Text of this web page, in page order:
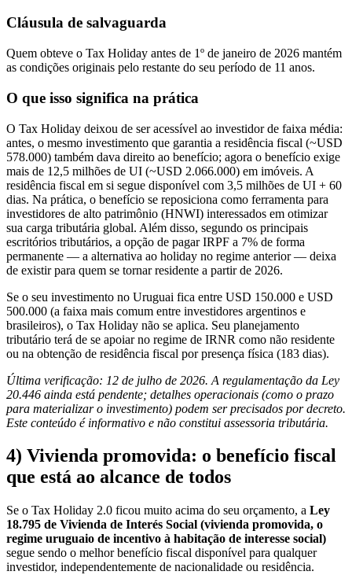
Cláusula de salvaguarda
Quem obteve o Tax Holiday antes de 1º de janeiro de 2026 mantém
as condições originais pelo restante do seu período de 11 anos.
O que isso significa na prática
O Tax Holiday deixou de ser acessível ao investidor de faixa média:
antes, o mesmo investimento que garantia a residência fiscal (~USD
578.000) também dava direito ao benefício; agora o benefício exige
mais de 12,5 milhões de UI (~USD 2.066.000) em imóveis. A
residência fiscal em si segue disponível com 3,5 milhões de UI + 60
dias. Na prática, o benefício se reposiciona como ferramenta para
investidores de alto patrimônio (HNWI) interessados em otimizar
sua carga tributária global. Além disso, segundo os principais
escritórios tributários, a opção de pagar IRPF a 7% de forma
permanente — a alternativa ao holiday no regime anterior — deixa
de existir para quem se tornar residente a partir de 2026.
Se o seu investimento no Uruguai fica entre USD 150.000 e USD
500.000 (a faixa mais comum entre investidores argentinos e
brasileiros), o Tax Holiday não se aplica. Seu planejamento
tributário terá de se apoiar no regime de IRNR como não residente
ou na obtenção de residência fiscal por presença física (183 dias).
Última verificação: 12 de julho de 2026. A regulamentação da Ley
20.446 ainda está pendente; detalhes operacionais (como o prazo
para materializar o investimento) podem ser precisados por decreto.
Este conteúdo é informativo e não constitui assessoria tributária.
4) Vivienda promovida: o benefício fiscal
que está ao alcance de todos
Se o Tax Holiday 2.0 ficou muito acima do seu orçamento, a Ley
18.795 de Vivienda de Interés Social (vivienda promovida, o
regime uruguaio de incentivo à habitação de interesse social)
segue sendo o melhor benefício fiscal disponível para qualquer
investidor, independentemente de nacionalidade ou residência.